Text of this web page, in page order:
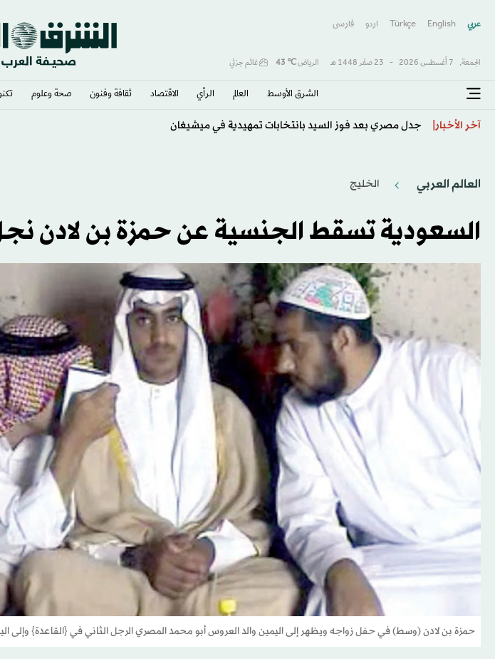
عربي English
Türkçe اردو فارسى
الجمعة, 7 أغسطس 2026 - 23 صفَر 1448 هـ الرياض℃
43 غائم جزئي
الشرق الأوسط​ العالم الرأي الاقتصاد ثقافة وفنون صحة وعلوم
آخر الأخبار
العالم العربي الخليج
السعودية تسقط الجنسية عن حمزة بن لادن
حمزة بن لادن (وسط) في حفل زواجه ويظهر إلى اليمين والد العروس أبو محمد المصري الرجل الثاني في {القاعدة} وإلى